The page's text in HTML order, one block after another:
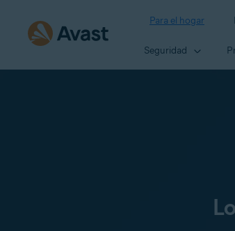
Para el hogar
Seguridad